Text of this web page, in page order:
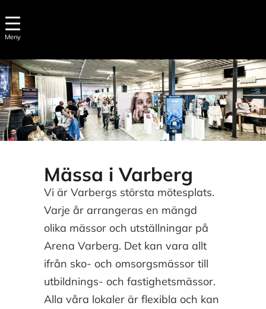
Mässa i Varberg
Vi är Varbergs största mötesplats.
Varje år arrangeras en mängd
olika mässor och utställningar på
Arena Varberg. Det kan vara allt
ifrån sko- och omsorgsmässor till
utbildnings- och fastighetsmässor.
Alla våra lokaler är flexibla och kan
Meny